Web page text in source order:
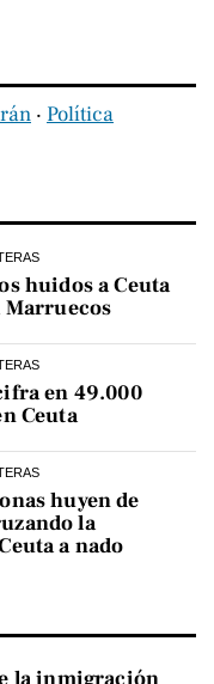
‧ Política
huidos a Ceuta
Marruecos
en 49.000
Ceuta
huyen de
la
a nado
la inmigración